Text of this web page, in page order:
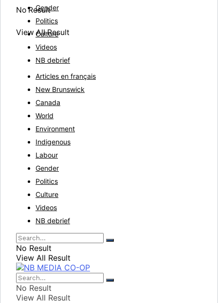
No Result
View All Result
Gender
Politics
Culture
Videos
NB debrief
Articles en français
New Brunswick
Canada
World
Environment
Indigenous
Labour
Gender
Politics
Culture
Videos
NB debrief
No Result
View All Result
No Result
View All Result